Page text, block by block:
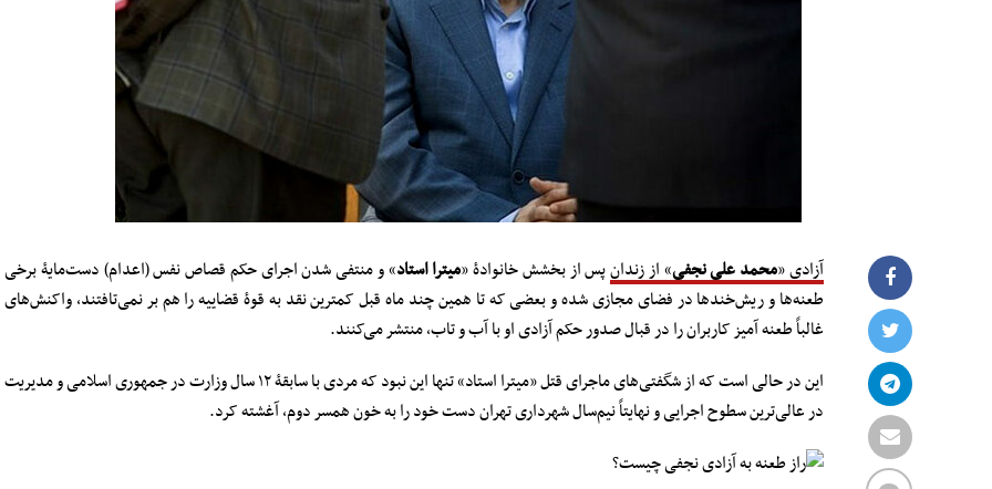
آزادی «محمد علی نجفی» از زندانپس از بخشش خانوادۀ «میترا استاد» و منتفی شدن اجرای حکم قصاص نفس (اعدام) دست‌مایۀ برخی
طعنه‌ها و ریش‌خندها در فضای مجازی شده و بعضی که تا همین چند ماه قبل کمترین نقد به قوۀ قضاییه را هم بر نمی‌تافتند، واکنش‌های
غالباً طعنه آمیز کاربران را در قبال صدور حکم آزادی او با آب و تاب، منتشر می‌کنند.
این در حالی است که از شگفتی‌های ماجرای قتل «میترا استاد» تنها این نبود که مردی با سابقۀ ۱۲ سال وزارت در جمهوری اسلامی و مدیریت
در عالی‌ترین سطوح اجرایی و نهایتاً نیم‌سال شهرداری تهران دست خود را به خون همسر دوم، آغشته کرد.